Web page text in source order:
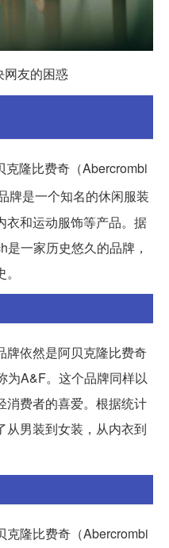
网友的困惑
隆比费奇（Abercrombi
牌是一个知名的休闲服装
衣和运动服饰等产品。据
一家历史悠久的品牌，
牌依然是阿贝克隆比费奇
为A&F。这个品牌同样以
消费者的喜爱。根据统计
从男装到女装，从内衣到
克隆比费奇（Abercrombi